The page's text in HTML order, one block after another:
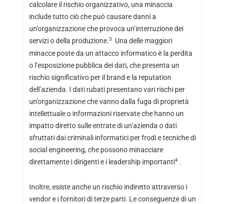
calcolare il rischio organizzativo, una minaccia
include tutto ciò che può causare danni a
un’organizzazione che provoca un’interruzione dei
servizi o della produzione.3
Una delle maggiori
minacce poste da un attacco informatico è la perdita
o l’esposizione pubblica dei dati, che presenta un
rischio significativo per il brand e la reputation
dell’azienda. I dati rubati presentano vari rischi per
un’organizzazione che vanno dalla fuga di proprietà
intellettuale o informazioni riservate che hanno un
impatto diretto sulle entrate di un’azienda o dati
sfruttati dai criminali informatici per frodi e tecniche di
social engineering, che possono minacciare
direttamente i dirigenti e i leadership importanti4.
Inoltre, esiste anche un rischio indiretto attraverso i
vendor e i fornitori di terze parti. Le conseguenze di un